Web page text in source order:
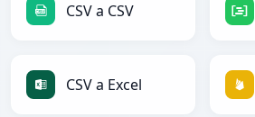
CSV a CSV
CSV a Excel